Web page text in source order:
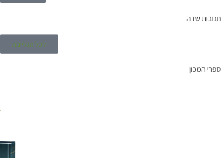
תנובות שדה
לכל הגליונות
ספרי המכון